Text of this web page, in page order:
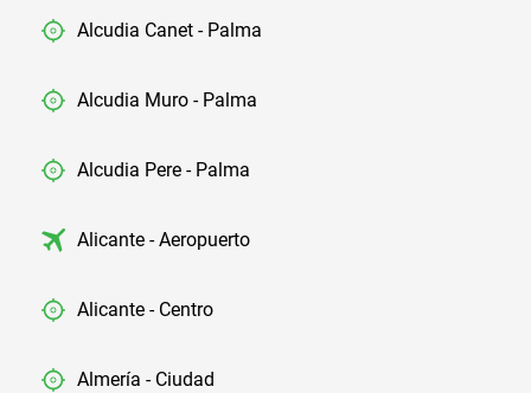
Alcudia Canet - Palma
Alcudia Muro - Palma
Alcudia Pere - Palma
Alicante - Aeropuerto
Alicante - Centro
Almería - Ciudad